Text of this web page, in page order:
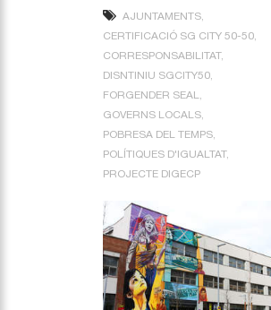
AJUNTAMENTS
CERTIFICACIÓ SG CITY 50-50
CORRESPONSABILITAT
DISNTINIU SGCITY50
FORGENDER SEAL
GOVERNS LOCALS
POBRESA DEL TEMPS
POLÍTIQUES D'IGUALTAT
PROJECTE DIGECP